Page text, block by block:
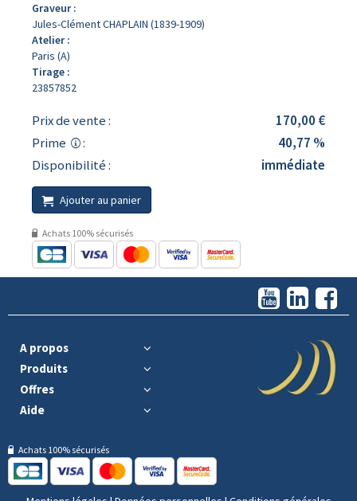
Graveur :
Jules-Clément CHAPLAIN (1839-1909)
Atelier :
Paris (A)
Tirage :
23857852
Prix de vente :
170,00 €
Prime
:
40,77 %
Disponibilité :
immédiate
Ajouter au panier
Achats 100% sécurisés
A propos
Produits
Offres
Aide
Achats 100% sécurisés